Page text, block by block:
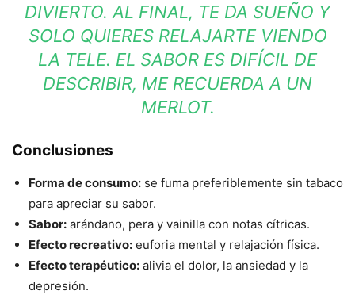
DIVIERTO. AL FINAL, TE DA SUEÑO Y
SOLO QUIERES RELAJARTE VIENDO
LA TELE. EL SABOR ES DIFÍCIL DE
DESCRIBIR, ME RECUERDA A UN
MERLOT.
Conclusiones
Forma de consumo: se fuma preferiblemente sin tabaco
para apreciar su sabor.
Sabor: arándano, pera y vainilla con notas cítricas.
Efecto recreativo: euforia mental y relajación física.
Efecto terapéutico: alivia el dolor, la ansiedad y la
depresión.